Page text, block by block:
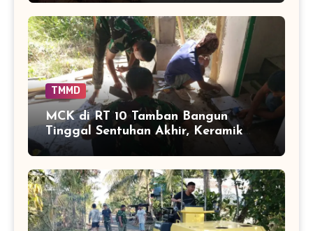
TMMD
MCK di RT 10 Tamban Bangun
Tinggal Sentuhan Akhir, Keramik
Capai 75 Persen